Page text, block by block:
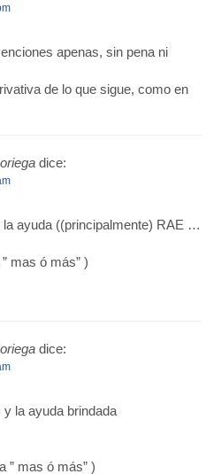
apenas, sin pena ni
de lo que sigue, como en
dice:
ayuda ((principalmente) RAE …
mas ó más” )
dice:
la ayuda brindada
” mas ó más” )